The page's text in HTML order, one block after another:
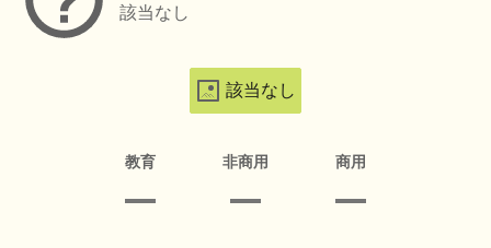
該当なし
該当なし
教育 非商用 商用